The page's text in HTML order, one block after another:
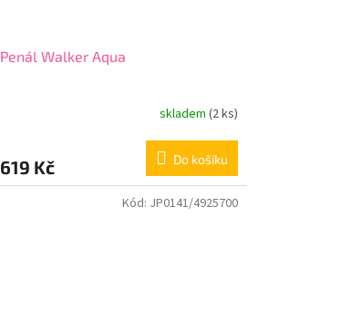
Penál Walker Aqua
skladem (2 ks)
619 Kč Do košíku
Kód: JP0141/4925700